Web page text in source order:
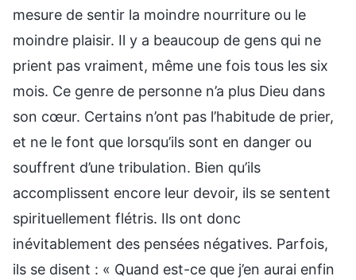
mesure de sentir la moindre nourriture ou le
moindre plaisir. Il y a beaucoup de gens qui ne
prient pas vraiment, même une fois tous les six
mois. Ce genre de personne n’a plus Dieu dans
son cœur. Certains n’ont pas l’habitude de prier,
et ne le font que lorsqu’ils sont en danger ou
souffrent d’une tribulation. Bien qu’ils
accomplissent encore leur devoir, ils se sentent
spirituellement flétris. Ils ont donc
inévitablement des pensées négatives. Parfois,
ils se disent : « Quand est-ce que j’en aurai enfin